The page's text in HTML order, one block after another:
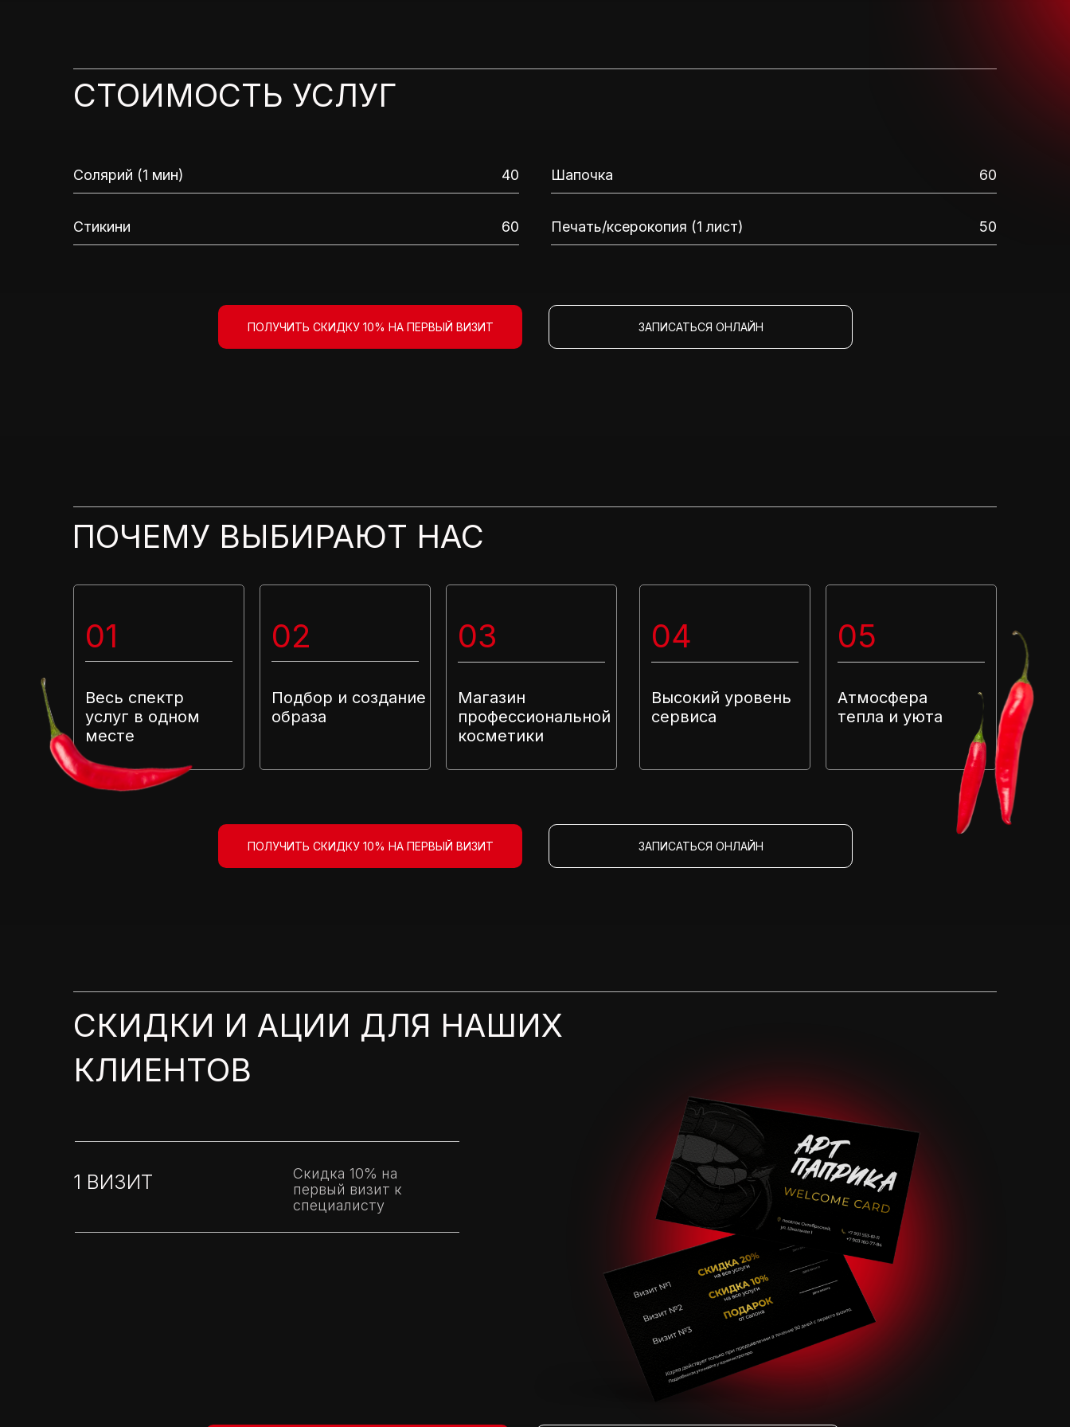
СТОИМОСТЬ УСЛУГ
Солярий (1 мин) 40
Стикини 60
Шапочка 60
Печать/ксерокопия (1 лист) 50
ПОЛУЧИТЬ СКИДКУ 10% НА ПЕРВЫЙ ВИЗИТ ЗАПИСАТЬСЯ ОНЛАЙН
Весь спектр
услуг в одном
месте
01 02
Подбор и создание
образа
03
Магазин
профессиональной
косметики
05
Атмосфера
тепла и уюта
04
Высокий уровень
сервиса
ПОЧЕМУ ВЫБИРАЮТ НАС
ПОЛУЧИТЬ СКИДКУ 10% НА ПЕРВЫЙ ВИЗИТ ЗАПИСАТЬСЯ ОНЛАЙН
1 ВИЗИТ
Скидка 10% на
первый визит к
специалисту
СКИДКИ И АЦИИ ДЛЯ НАШИХ
КЛИЕНТОВ